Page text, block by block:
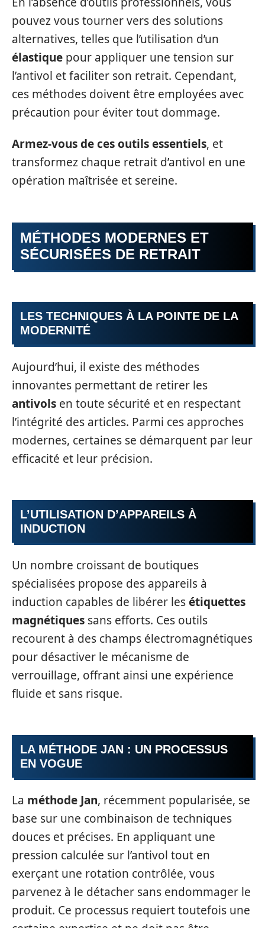
pouvez vous tourner vers des solutions
alternatives, telles que l’utilisation d’un
élastique pour appliquer une tension sur
l’antivol et faciliter son retrait. Cependant,
ces méthodes doivent être employées avec
précaution pour éviter tout dommage.
Armez-vous de ces outils essentiels, et
transformez chaque retrait d’antivol en une
opération maîtrisée et sereine.
MÉTHODES MODERNES ET
SÉCURISÉES DE RETRAIT
LES TECHNIQUES À LA POINTE DE LA
MODERNITÉ
Aujourd’hui, il existe des méthodes
innovantes permettant de retirer les
antivols en toute sécurité et en respectant
l’intégrité des articles. Parmi ces approches
modernes, certaines se démarquent par leur
efficacité et leur précision.
L’UTILISATION D’APPAREILS À
INDUCTION
Un nombre croissant de boutiques
spécialisées propose des appareils à
induction capables de libérer lesétiquettes
magnétiques sans efforts. Ces outils
recourent à des champs électromagnétiques
pour désactiver le mécanisme de
verrouillage, offrant ainsi une expérience
fluide et sans risque.
LA MÉTHODE JAN : UN PROCESSUS
EN VOGUE
La méthode Jan, récemment popularisée, se
base sur une combinaison de techniques
douces et précises. En appliquant une
pression calculée sur l’antivol tout en
exerçant une rotation contrôlée, vous
parvenez à le détacher sans endommager le
produit. Ce processus requiert toutefois une